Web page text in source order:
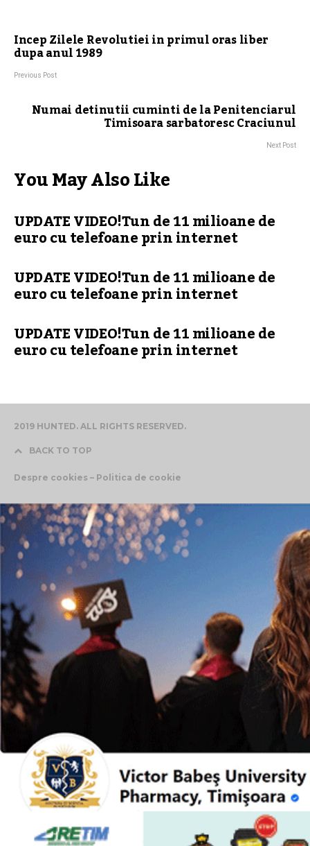
Incep Zilele Revolutiei in primul oras liber
dupa anul 1989
Previous Post
Numai detinutii cuminti de la Penitenciarul
Timisoara sarbatoresc Craciunul
Next Post
You May Also Like
UPDATE VIDEO!Tun de 11 milioane de
euro cu telefoane prin internet
UPDATE VIDEO!Tun de 11 milioane de
euro cu telefoane prin internet
UPDATE VIDEO!Tun de 11 milioane de
euro cu telefoane prin internet
2019 HUNTED. ALL RIGHTS RESERVED.
BACK TO TOP
Despre cookies – Politica de cookie